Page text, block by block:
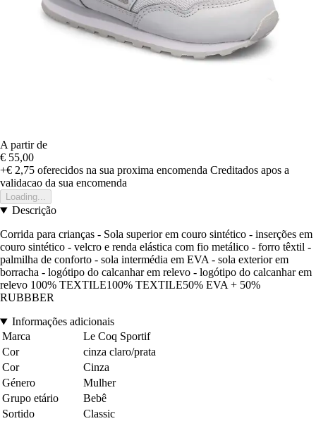
A partir de
€ 55,00
+€ 2,75 oferecidos na sua proxima encomenda Creditados apos a
validacao da sua encomenda
Loading...
Descrição
Corrida para crianças - Sola superior em couro sintético - inserções em
couro sintético - velcro e renda elástica com fio metálico - forro têxtil -
palmilha de conforto - sola intermédia em EVA - sola exterior em
borracha - logótipo do calcanhar em relevo - logótipo do calcanhar em
relevo 100% TEXTILE100% TEXTILE50% EVA + 50%
RUBBBER
Informações adicionais
Marca
Le Coq Sportif
Cor
cinza claro/prata
Cor
Cinza
Género
Mulher
Grupo etário
Bebê
Sortido
Classic